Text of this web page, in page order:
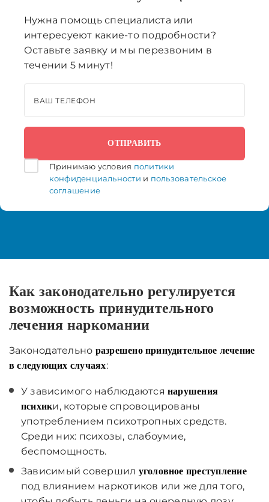
Нужна помощь специалиста или
интересуеют какие-то подробности?
Оставьте заявку и мы перезвоним в
течении 5 минут!
ВАШ ТЕЛЕФОН
Принимаю условия политики
конфиденциальности и пользовательское
соглашение
Как законодательно регулируется
возможность принудительного
лечения наркомании
Законодательно разрешено принудительное лечение
в следующих случаях:
У зависимого наблюдаются нарушения
психики, которые спровоцированы
употреблением психотропных средств.
Среди них: психозы, слабоумие,
беспомощность.
Зависимый совершил уголовное преступление
под влиянием наркотиков или же для того,